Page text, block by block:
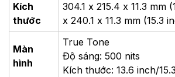
Kích
thước
304.1 x 215.4 x 11.3 mm
x 240.1 x 11.3 mm (15.3
Màn
hình
True Tone
Độ sáng: 500 nits
Kích thước: 13.6 inch/